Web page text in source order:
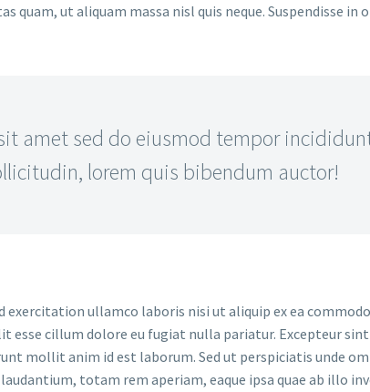
quam, ut aliquam massa nisl quis neque. Suspendisse in
amet sed do eiusmod tempor
lorem quis bibendum auctor!
exercitation ullamco laboris nisi ut aliquip ex ea
cillum dolore eu fugiat nulla pariatur. Excepteur
mollit anim id est laborum. Sed ut perspiciatis unde
totam rem aperiam, eaque ipsa quae ab illo